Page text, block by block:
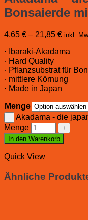
Bonsaierde
4,65 € – 21,85 € inkl.
· Ibaraki-Akadama
· Hard Quality
· Pflanzsubstrat für
· mittlere Körnung
· Made in Japan
Menge
Akadama - die
Menge
In den Warenkorb
Quick View
Ähnliche